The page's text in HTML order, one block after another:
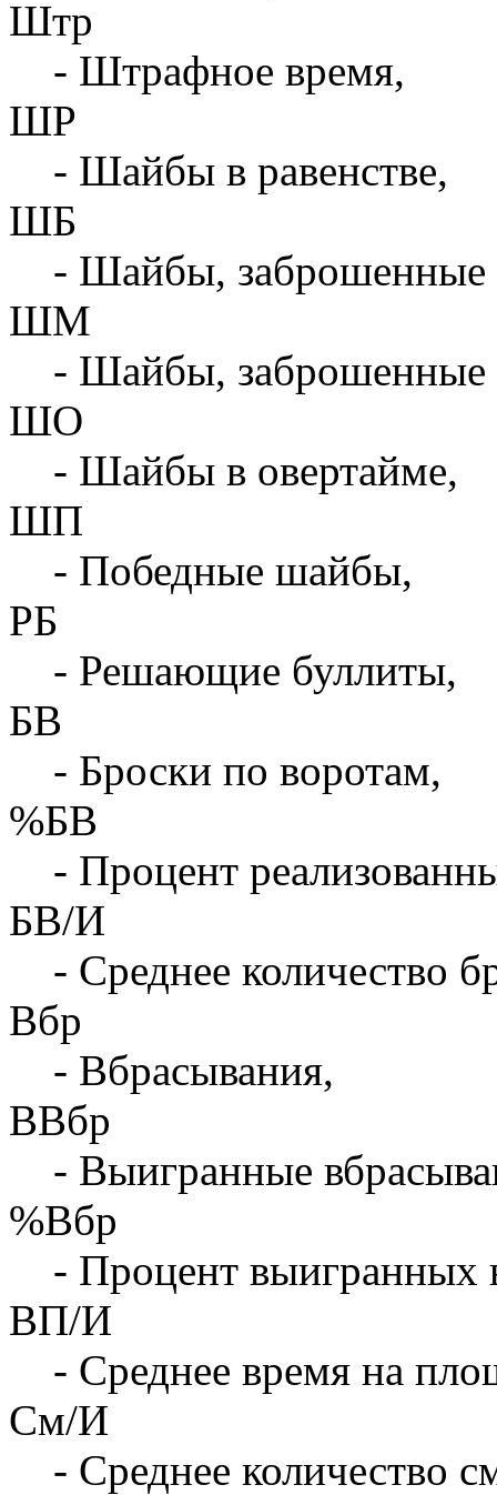
Штр
- Штрафное время,
ШР
- Шайбы в равенстве,
ШБ
- Шайбы, заброшенные
ШМ
- Шайбы, заброшенные
ШО
- Шайбы в овертайме,
ШП
- Победные шайбы,
РБ
- Решающие буллиты,
БВ
- Броски по воротам,
%БВ
- Процент
БВ/И
- Среднее количество
Вбр
- Вбрасывания,
ВВбр
- Выигранные
%Вбр
- Процент выигранных
ВП/И
- Среднее время на
См/И
- Среднее количество